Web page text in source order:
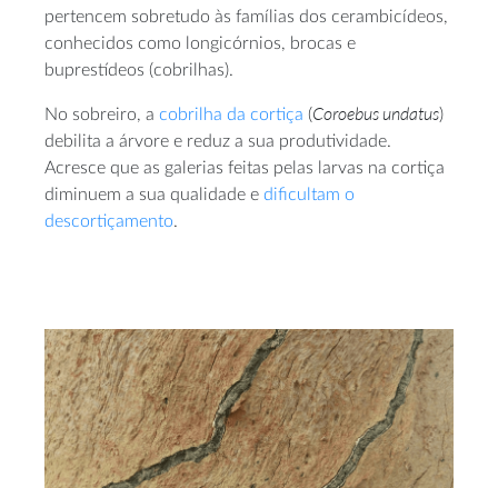
pertencem sobretudo às famílias dos cerambicídeos,
conhecidos como longicórnios, brocas e
buprestídeos (cobrilhas).
No sobreiro, a cobrilha da cortiça (Coroebus undatus)
debilita a árvore e reduz a sua produtividade.
Acresce que as galerias feitas pelas larvas na cortiça
diminuem a sua qualidade e dificultam o
descortiçamento.